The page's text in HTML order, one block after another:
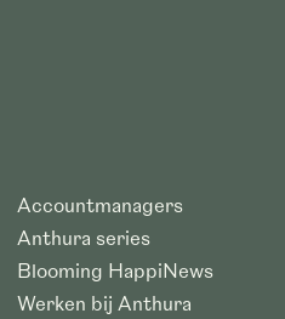
Accountmanagers
Anthura series
Blooming HappiNews
Werken bij Anthura